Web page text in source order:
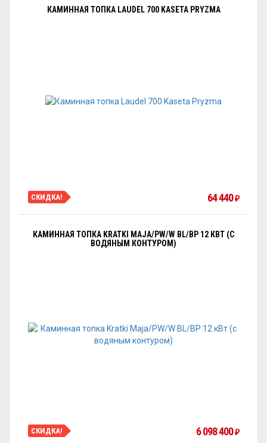
КАМИННАЯ ТОПКА LAUDEL 700 KASETA PRYZMA
СКИДКА! 64 440 ₽
КАМИННАЯ ТОПКА KRATKI MAJA/PW/W BL/BP 12 КВТ (С
ВОДЯНЫМ КОНТУРОМ)
СКИДКА! 6 098 400 ₽